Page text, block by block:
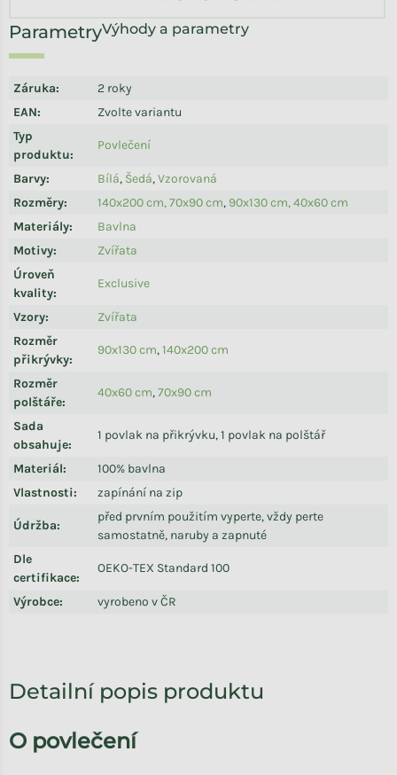
Výhody a parametry
Záruka:
2 roky
EAN:
Zvolte variantu
Typ
produktu:
Povlečení
Barvy: Bílá, Šedá,Vzorovaná
Rozměry: 140x200 cm, 70x90 cm, 90x130 cm, 40x60 cm
Materiály:
Bavlna
Motivy:
Zvířata
Úroveň
kvality:
Exclusive
Vzory:
Zvířata
Rozměr
přikrývky:
90x130 cm,140x200 cm
Rozměr
polštáře:
40x60 cm,70x90 cm
Sada
obsahuje:
1 povlak na přikrývku, 1 povlak na polštář
Materiál:
100% bavlna
Vlastnosti: zapínání na zip
Údržba:
před prvním použitím vyperte, vždy perte
samostatně, naruby a zapnuté
Dle
certifikace:
OEKO-TEX Standard 100
Výrobce: vyrobeno v ČR
Detailní popis produktu
O povlečení